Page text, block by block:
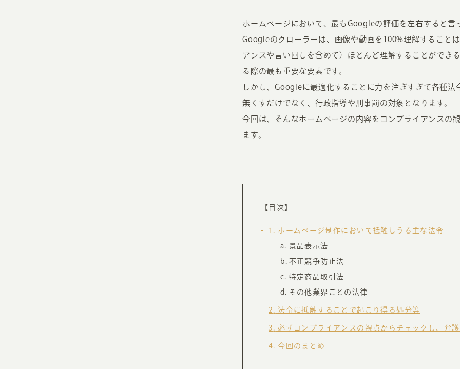
INFORMATION
ホーム
制作実績
ホームページ集客の重要性
よくある質問
ABOUT
オンカについて
ク
コ
ホー
タ
ホームページにおいて、最もGoogleの評価を左右すると言
Googleのクローラーは、画像や動画を100%理解すること
アンスや言い回しを含めて）ほとんど理解することができ
る際の最も重要な要素です。
しかし、Googleに最適化することに力を注ぎすぎて各種法
無くすだけでなく、行政指導や刑事罰の対象となります。
今回は、そんなホームページの内容をコンプライアンスの
ます。
【目次】
1 ホームページ制作において抵触しうる主な法令
景品表示法
不正競争防止法
特定商品取引法
その他業界ごとの法律
2 法令に抵触することで起こり得る処分等
3 必ずコンプライアンスの視点からチェックし、弁
4 今回のまとめ